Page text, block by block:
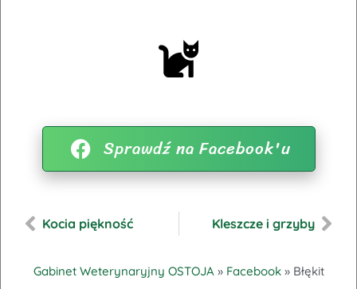
Sprawdź na Facebook'u
Kocia piękność Kleszcze i grzyby
Gabinet Weterynaryjny OSTOJA» Facebook» Błękit
Zostań Częścią Naszej Społeczności